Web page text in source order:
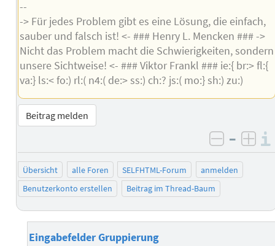
--
-> Für jedes Problem gibt es eine Lösung, die einfach,
sauber und falsch ist! <- ### Henry L. Mencken ### ->
Nicht das Problem macht die Schwierigkeiten, sondern
unsere Sichtweise! <- ### Viktor Frankl ### ie:{ br:> fl:{
va:} ls:< fo:) rl:( n4:( de:> ss:) ch:? js:( mo:} sh:) zu:)
Beitrag melden
negativ
–
Übersicht alle Foren SELFHTML-Forum
anmelden
Benutzerkonto erstellen
Beitrag im Thread-Baum
Eingabefelder Gruppierung